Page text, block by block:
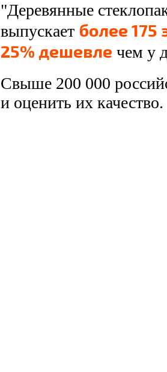
"Деревянные
выпускает более
25% дешевле чем у
Свыше 200 000
и оценить их качество.